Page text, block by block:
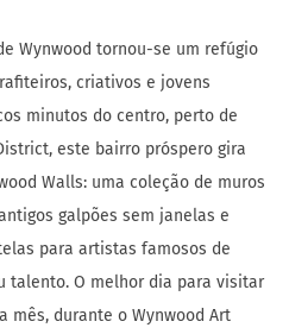
Wynwood tornou-se um refúgio
criativos e jovens
minutos do centro, perto de
este bairro próspero gira
Walls: uma coleção de muros
galpões sem janelas e
para artistas famosos de
talento. O melhor dia para visitar
mês, durante o Wynwood Art